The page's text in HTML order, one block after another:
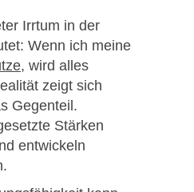
Irrtum in der
Wenn ich meine
, wird alles
zeigt sich
Gegenteil.
Stärken
entwickeln